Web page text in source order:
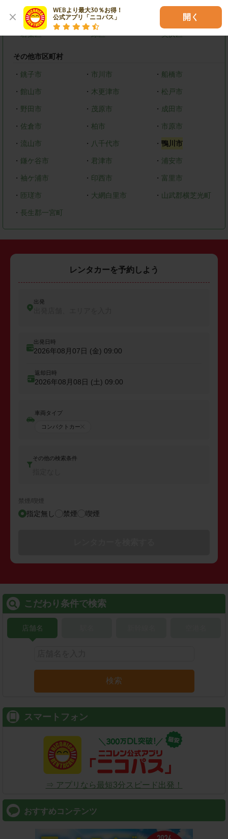
WEBより最大30％お得！
公式アプリ「ニコパス」
開く
・ 中央区 ・花見川区
・若葉区 ・緑区 ・美浜区
その他市区町村
・ 銚子市 ・ 市川市 ・ 船橋市
・ 館山市 ・ 木更津市 ・松戸市
・ 野田市 ・ 茂原市 ・ 成田市
・ 佐倉市 ・ 柏市 ・ 市原市
・ 流山市 ・ 八千代市 ・鴨川市
・ 鎌ケ谷市 ・ 君津市 ・ 浦安市
・ 袖ケ浦市 ・ 印西市 ・ 富里市
・ 匝瑳市 ・ 大網白里市 ・ 山武郡横芝光町
・ 長生郡一宮町
レンタカーを予約しよう
出発
出発日時
2026年08月07日 (金) 09:00
返却日時
2026年08月08日 (土) 09:00
車両タイプ
コンパクトカー
その他の検索条件
禁煙/喫煙
指定無し 禁煙 喫煙
こだわり条件で検索
店舗名
検索
スマートフォン
⇒ アプリなら最短3分スピード出発！
おすすめコンテンツ